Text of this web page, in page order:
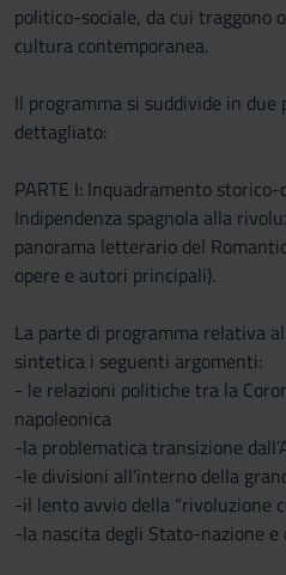
politico-sociale, da cui traggono
cultura contemporanea.
Il programma si suddivide in
dettagliato:
PARTE I: Inquadramento
Indipendenza spagnola alla
panorama letterario del
opere e autori principali).
La parte di programma relativa
sintetica i seguenti argomenti:
- le relazioni politiche tra la
napoleonica
-la problematica transizione
-le divisioni all’interno della
-il lento avvio della “rivoluzione
-la nascita degli Stato-nazione